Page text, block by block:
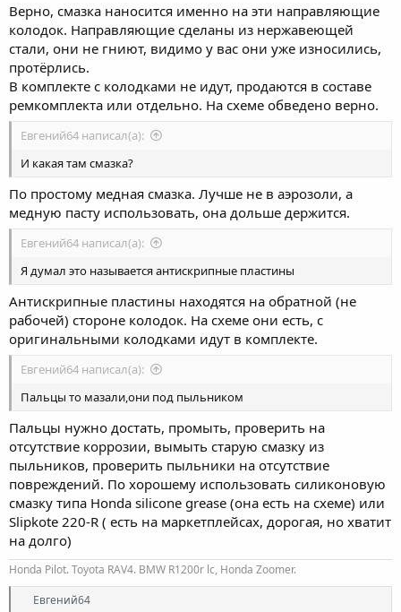
Верно, смазка наносится именно на эти направляющие
колодок. Направляющие сделаны из нержавеющей
стали, они не гниют, видимо у вас они уже износились,
протёрлись.
В комплекте с колодками не идут, продаются в составе
ремкомплекта или отдельно. На схеме обведено верно.
Евгений64 написал(а):
И какая там смазка?
По простому медная смазка. Лучше не в аэрозоли, а
медную пасту использовать, она дольше держится.
Евгений64 написал(а):
Я думал это называется антискрипные пластины
Антискрипные пластины находятся на обратной (не
рабочей) стороне колодок. На схеме они есть, с
оригинальными колодками идут в комплекте.
Евгений64 написал(а):
Пальцы то мазали,они под пыльником
Пальцы нужно достать, промыть, проверить на
отсутствие коррозии, вымыть старую смазку из
пыльников, проверить пыльники на отсутствие
повреждений. По хорошему использовать силиконовую
смазку типа Honda silicone grease (она есть на схеме) или
Slipkote 220-R ( есть на маркетплейсах, дорогая, но хватит
на долго)
Honda Pilot. Toyota RAV4. BMW R1200r lc, Honda Zoomer.
Р
Евгений64